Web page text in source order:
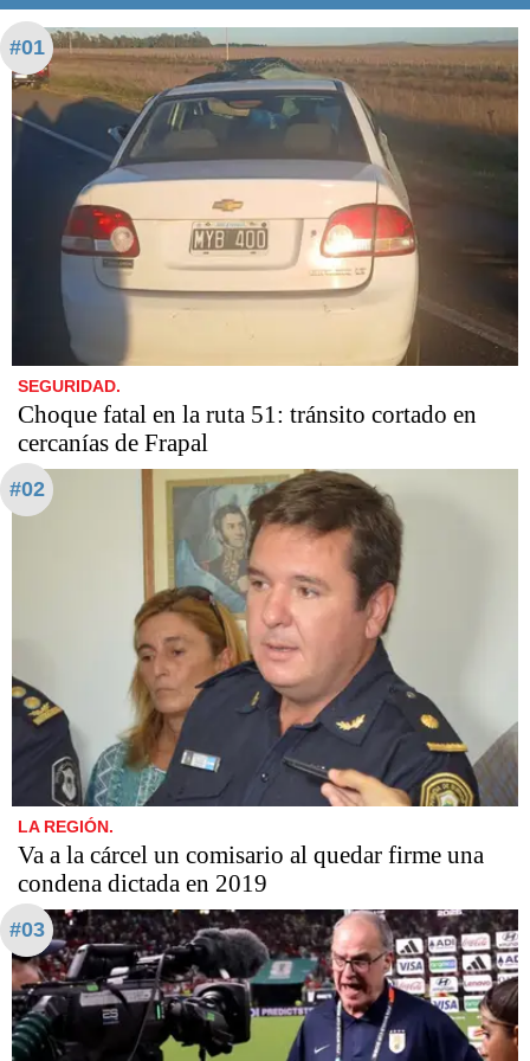
#01
SEGURIDAD.
Choque fatal en la ruta 51: tránsito cortado en
cercanías de Frapal
#02
LA REGIÓN.
Va a la cárcel un comisario al quedar firme una
condena dictada en 2019
#03